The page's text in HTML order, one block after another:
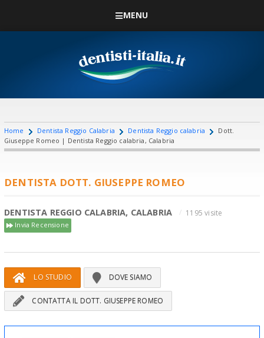
MENU
Home Dentista Reggio Calabria Dentista Reggio calabria
Dott.
Giuseppe Romeo | Dentista Reggio calabria, Calabria
DENTISTA DOTT. GIUSEPPE ROMEO
DENTISTA REGGIO CALABRIA, CALABRIA 1195 visite
Invia Recensione
LO STUDIO DOVE SIAMO
CONTATTA IL DOTT. GIUSEPPE ROMEO